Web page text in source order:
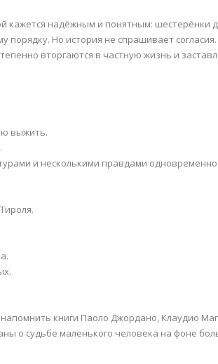
кажется надёжным и понятным: шестерёнки
Но история не спрашивает
вторгаются в частную жизнь и
выжить.
и несколькими правдами одновременно.
книги Паоло Джордано, Клаудио
о судьбе маленького человека на фоне